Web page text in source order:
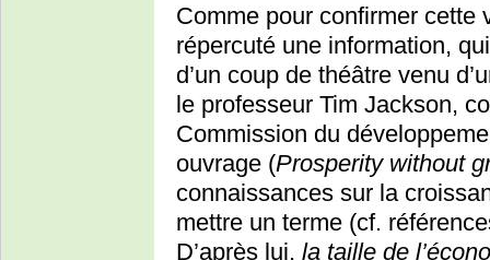
Comme pour confirmer cette
répercuté une information,
d’un coup de théâtre venu
le professeur Tim Jackson,
Commission du
ouvrage (Prosperity without
connaissances sur la
mettre un terme (cf.
D’après lui, la taille de